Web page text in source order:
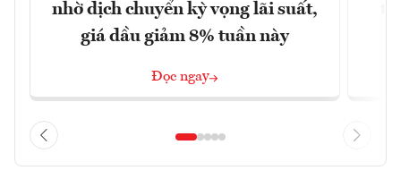
nhờ dịch chuyển kỳ vọng lãi suất,
giá dầu giảm 8% tuần này
Đọc ngay